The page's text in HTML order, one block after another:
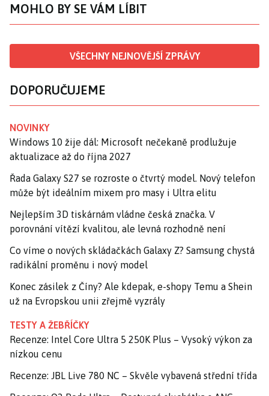
MOHLO BY SE VÁM LÍBIT
VŠECHNY NEJNOVĚJŠÍ ZPRÁVY
DOPORUČUJEME
NOVINKY
Windows 10 žije dál: Microsoft nečekaně prodlužuje
aktualizace až do října 2027
Řada Galaxy S27 se rozroste o čtvrtý model. Nový telefon
může být ideálním mixem pro masy i Ultra elitu
Nejlepším 3D tiskárnám vládne česká značka. V
porovnání vítězí kvalitou, ale levná rozhodně není
Co víme o nových skládačkách Galaxy Z? Samsung chystá
radikální proměnu i nový model
Konec zásilek z Číny? Ale kdepak, e-shopy Temu a Shein
už na Evropskou unii zřejmě vyzrály
TESTY A ŽEBŘÍČKY
Recenze: Intel Core Ultra 5 250K Plus – Vysoký výkon za
nízkou cenu
Recenze: JBL Live 780 NC – Skvěle vybavená střední třída